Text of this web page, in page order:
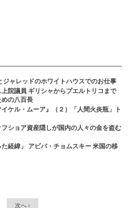
ジャレッドのホワイトハウスでのお仕事
院議員 ギリシャからプエルトリコまで
の八百長
イケル・ムーア』（２）「人間火炎瓶」ト
ショア資産隠しが国内の人々の金を盗む
た経緯」 アビバ・チョムスキー 米国の移
次へ ›